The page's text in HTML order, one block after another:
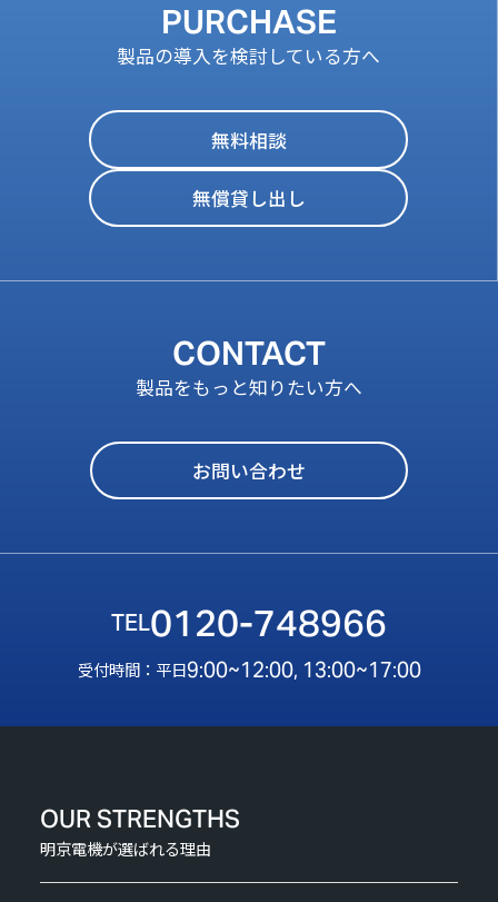
PURCHASE
製品の導入を検討している方へ
無料相談
無償貸し出し
CONTACT
製品をもっと知りたい方へ
お問い合わせ
0120-748966
受付時間：平日9:00~12:00, 13:00~17:00
OUR STRENGTHS
明京電機が選ばれる理由